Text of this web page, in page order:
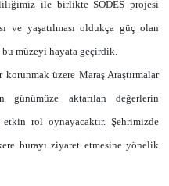
ile birlikte SODES projesi
ve yaşatılması oldukça güç olan
bu müzeyi hayata geçirdik.
üzere Maraş Araştırmalar
günümüze aktarılan değerlerin
etkin rol oynayacaktır. Şehrimizde
burayı ziyaret etmesine yönelik